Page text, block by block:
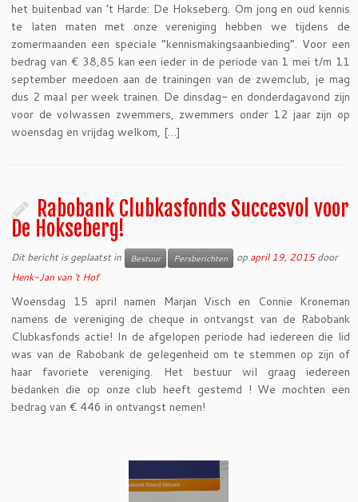
het buitenbad van ’t Harde: De Hokseberg. Om jong en oud kennis
te laten maten met onze vereniging hebben we tijdens de
zomermaanden een speciale “kennismakingsaanbieding”. Voor een
bedrag van € 38,85 kan een ieder in de periode van 1 mei t/m 11
september meedoen aan de trainingen van de zwemclub, je mag
dus 2 maal per week trainen. De dinsdag- en donderdagavond zijn
voor de volwassen zwemmers, zwemmers onder 12 jaar zijn op
woensdag en vrijdag welkom, […]
Rabobank Clubkasfonds Succesvol voor
De Hokseberg!
Dit bericht is geplaatst in Bestuur Persberichten op april 19, 2015 door
Henk-Jan van 't Hof
Woensdag 15 april namen Marjan Visch en Connie Kroneman
namens de vereniging de cheque in ontvangst van de Rabobank
Clubkasfonds actie! In de afgelopen periode had iedereen die lid
was van de Rabobank de gelegenheid om te stemmen op zijn of
haar favoriete vereniging. Het bestuur wil graag iedereen
bedanken die op onze club heeft gestemd ! We mochten een
bedrag van € 446 in ontvangst nemen!